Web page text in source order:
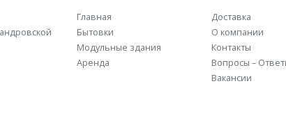
Главная
Бытовки
Модульные здания
Аренда
Доставка
О компании
Контакты
Вопросы –
Вакансии